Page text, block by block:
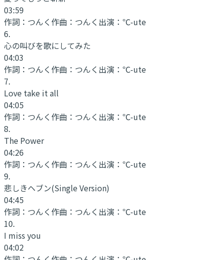
03:59
作詞： つんく作曲： つんく 出演： ℃-ute
6.
心の叫びを歌にしてみた
04:03
作詞： つんく作曲： つんく 出演： ℃-ute
7.
Love take it all
04:05
作詞： つんく作曲： つんく 出演： ℃-ute
8.
The Power
04:26
作詞： つんく作曲： つんく 出演： ℃-ute
9.
悲しきヘブン(Single Version)
04:45
作詞： つんく作曲： つんく 出演： ℃-ute
10.
I miss you
04:02